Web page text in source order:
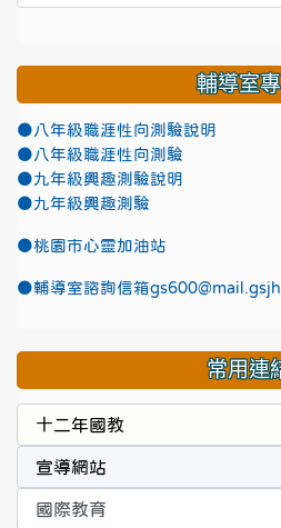
輔導室
●八年級職涯性向測驗說明
●八年級職涯性向測驗
●九年級興趣測驗說明
●九年級興趣測驗
●桃園市心靈加油站
●輔導室諮詢信箱
常用連